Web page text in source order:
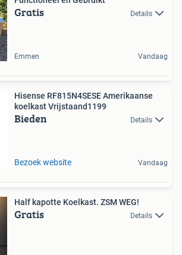
Gratis Details
Emmen Vandaag
Hisense RF815N4SESE Amerikaanse
koelkast Vrijstaand1199
Bieden Details
Bezoek website Vandaag
Half kapotte Koelkast. ZSM WEG!
Gratis Details